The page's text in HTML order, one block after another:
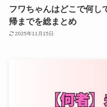
フワちゃんはどこで何し
帰までを総まとめ
2025年11月15日